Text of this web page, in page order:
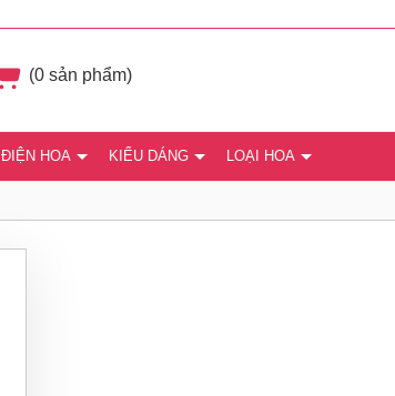
(0 sản phẩm)
ĐIỆN HOA KIỂU DÁNG LOẠI HOA